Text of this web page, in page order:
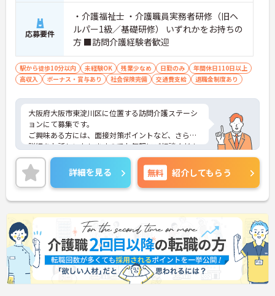
応募要件
・介護福祉士 ・介護職員実務者研修（旧ヘ
ルパー1級／基礎研修） いずれかをお持ちの
方 ■訪問介護経験者歓迎
駅から徒歩10分以内 未経験OK 残業少なめ 日勤のみ
年間休日110日以上
高収入
ボーナス・賞与あり 社会保険完備 交通費支給 退職金制度あり
大阪府大阪市東淀川区に位置する訪問介護ステーシ
ョンにて募集です。
ご興味ある方には、面接対策ポイントなど、さらに
詳細をお話しいたしますのでお気軽にご相談くださ
い！
詳細を見る 無料 紹介してもらう